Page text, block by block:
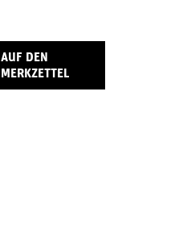
AUF DEN
MERKZETTEL